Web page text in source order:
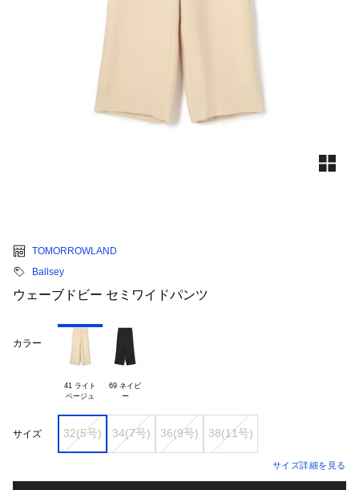
TOMORROWLAND
Ballsey
ウェーブドビー セミワイドパンツ
カラー
41 ライト
69 ネイビ
ー
サイズ 32(5号) 34(7号) 36(9号) 38(11号)
サイズ詳細を見る